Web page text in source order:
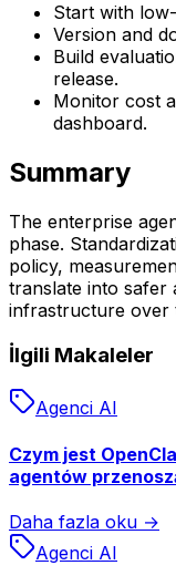
Start with
Version and
Build
release.
Monitor cost
dashboard.
Summary
The enterprise
phase.
policy,
translate into safer
infrastructure over
İlgili Makaleler
Agenci AI
Czym jest
agentów
Daha fazla oku →
Agenci AI